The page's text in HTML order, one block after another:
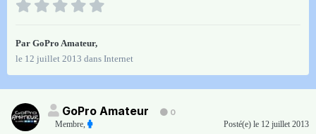
Par GoPro Amateur,
le 12 juillet 2013 dans Internet
GoPro Amateur
0
Membre, Posté(e) le 12 juillet 2013